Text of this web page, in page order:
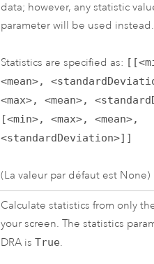
data; however, any statistic
parameter will be used instead.
Statistics are specified as:
<mean>,
<max>, <mean>,
[<min>, <max>, <mean>,
<standardDeviation>]]
(La valeur par défaut est None)
Calculate statistics from only
your screen. The statistics
DRA isTrue.